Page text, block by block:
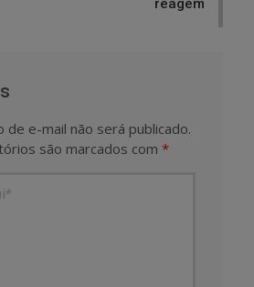
de e-mail não será publicado.
são marcados com *